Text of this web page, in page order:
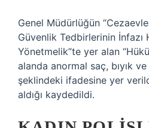
Genel Müdürlüğün
Güvenlik Tedbirlerinin İnfazı
Yönetmelik”te yer alan
alanda anormal saç, bıyık
şeklindeki ifadesine yer
aldığı kaydedildi.